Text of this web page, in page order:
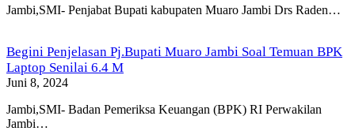
Jambi,SMI- Penjabat Bupati kabupaten Muaro Jambi Drs Raden…
Begini Penjelasan Pj.Bupati Muaro Jambi Soal Temuan BPK
Laptop Senilai 6.4 M
Juni 8, 2024
Jambi,SMI- Badan Pemeriksa Keuangan (BPK) RI Perwakilan
Jambi…